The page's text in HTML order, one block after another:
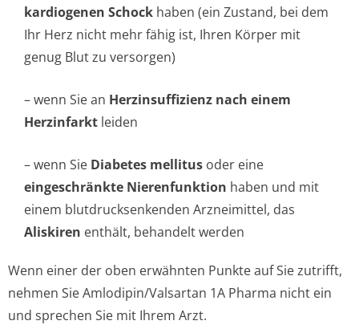
kardiogenen Schock haben (ein Zustand, bei dem
Ihr Herz nicht mehr fähig ist, Ihren Körper mit
genug Blut zu versorgen)
– wenn Sie an Herzinsuffizienz nach einem
Herzinfarkt leiden
– wenn Sie Diabetes mellitus oder eine
eingeschränkte Nierenfunktion haben und mit
einem blutdrucksenkenden Arzneimittel, das
Aliskiren enthält, behandelt werden
Wenn einer der oben erwähnten Punkte auf Sie zutrifft,
nehmen Sie Amlodipin/Valsartan 1A Pharma nicht ein
und sprechen Sie mit Ihrem Arzt.